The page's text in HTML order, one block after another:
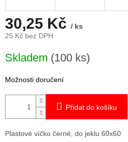
30,25 Kč / ks
25 Kč bez DPH
cena:
Skladem (100 ks)
Možnosti doručení
Přidat do košíku
Plastové víčko černé, do jeklu 60x60